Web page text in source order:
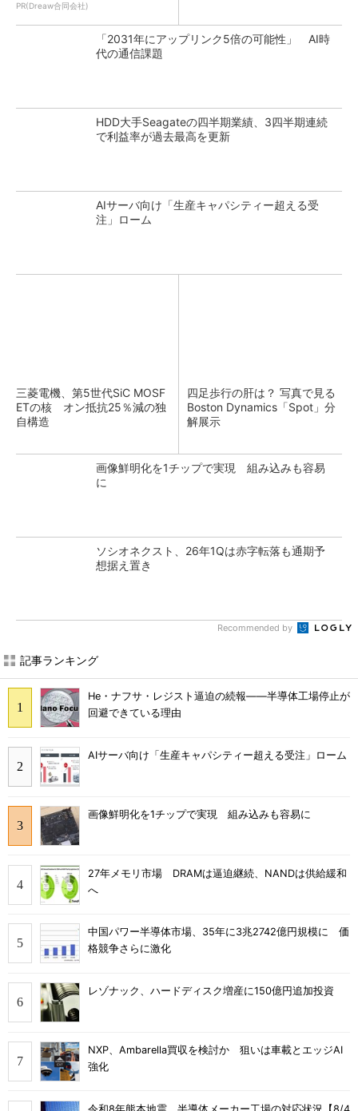
PR(Dreaw合同会社)
「2031年にアップリンク5倍の可能性」 AI時
代の通信課題
HDD大手Seagateの四半期業績、3四半期連続
で利益率が過去最高を更新
AIサーバ向け「生産キャパシティー超える受
注」ローム
三菱電機、第5世代SiC MOSF
ETの核 オン抵抗25％減の独
自構造
四足歩行の肝は？ 写真で見る
Boston Dynamics「Spot」分
解展示
画像鮮明化を1チップで実現 組み込みも容易
に
ソシオネクスト、26年1Qは赤字転落も通期予
想据え置き
Recommended by
記事ランキング
He・ナフサ・レジスト逼迫の続報――半導体工場停止が
回避できている理由
AIサーバ向け「生産キャパシティー超える受注」ローム
画像鮮明化を1チップで実現 組み込みも容易に
27年メモリ市場 DRAMは逼迫継続、NANDは供給緩和
へ
中国パワー半導体市場、35年に3兆2742億円規模に 価
格競争さらに激化
レゾナック、ハードディスク増産に150億円追加投資
NXP、Ambarella買収を検討か 狙いは車載とエッジAI
強化